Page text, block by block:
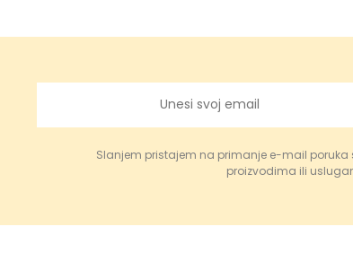
Slanjem pristajem na primanje e-mail
proizvodima ili